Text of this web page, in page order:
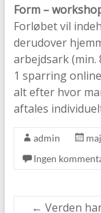
Form –
Forløbet vil
derudover
arbejdsark (min.
1 sparring
alt efter hvor
aftales
admin
Ingen
← Verden